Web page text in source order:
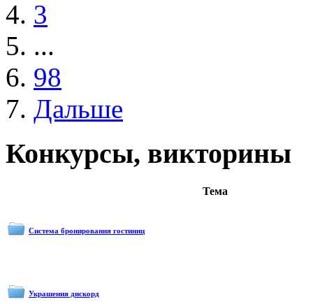
3
...
98
Дальше
Конкурсы, викторины
Тема
Система бронирования гостиниц
Украшения дискорд